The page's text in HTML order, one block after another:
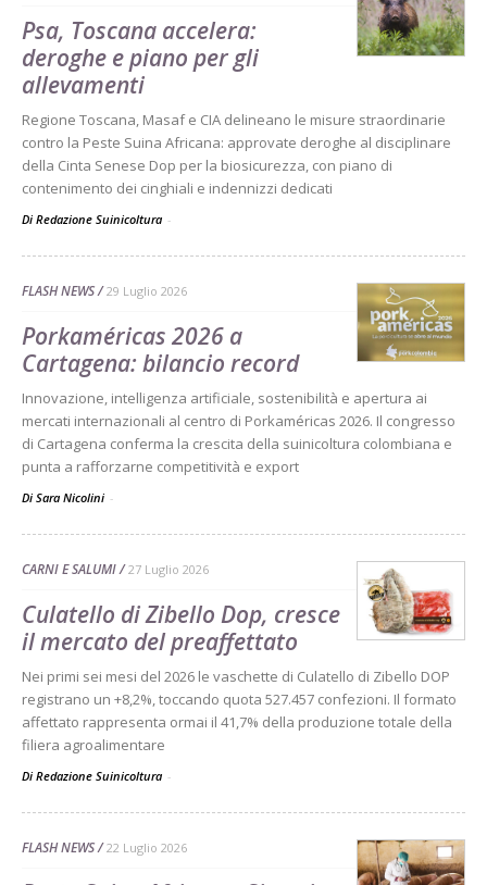
Psa, Toscana accelera:
deroghe e piano per gli
allevamenti
Regione Toscana, Masaf e CIA delineano le misure straordinarie
contro la Peste Suina Africana: approvate deroghe al disciplinare
della Cinta Senese Dop per la biosicurezza, con piano di
contenimento dei cinghiali e indennizzi dedicati
Di Redazione Suinicoltura -
FLASH NEWS 29 Luglio 2026
Porkaméricas 2026 a
Cartagena: bilancio record
Innovazione, intelligenza artificiale, sostenibilità e apertura ai
mercati internazionali al centro di Porkaméricas 2026. Il congresso
di Cartagena conferma la crescita della suinicoltura colombiana e
punta a rafforzarne competitività e export
Di Sara Nicolini -
CARNI E SALUMI 27 Luglio 2026
Culatello di Zibello Dop, cresce
il mercato del preaffettato
Nei primi sei mesi del 2026 le vaschette di Culatello di Zibello DOP
registrano un +8,2%, toccando quota 527.457 confezioni. Il formato
affettato rappresenta ormai il 41,7% della produzione totale della
filiera agroalimentare
Di Redazione Suinicoltura -
FLASH NEWS 22 Luglio 2026